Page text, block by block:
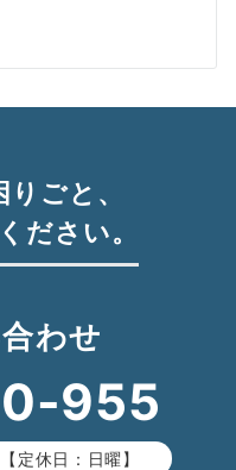
ごと、
ださい。
わせ
955
定休日：日曜】